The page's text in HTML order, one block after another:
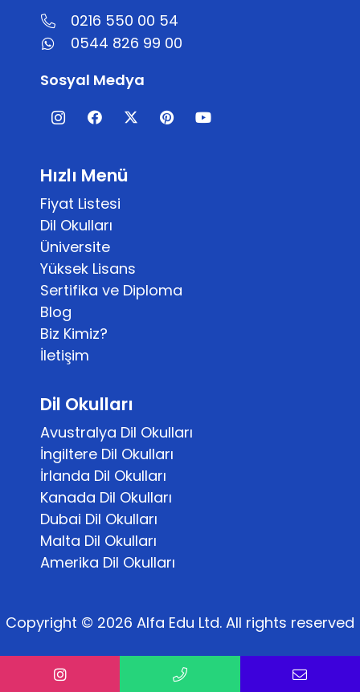
0216 550 00 54
0544 826 99 00
Sosyal Medya
Hızlı Menü
Fiyat Listesi
Dil Okulları
Üniversite
Yüksek Lisans
Sertifika ve Diploma
Blog
Biz Kimiz?
İletişim
Dil Okulları
Avustralya Dil Okulları
İngiltere Dil Okulları
İrlanda Dil Okulları
Kanada Dil Okulları
Dubai Dil Okulları
Malta Dil Okulları
Amerika Dil Okulları
Copyright © 2026 Alfa Edu Ltd. All rights reserved